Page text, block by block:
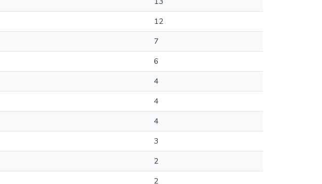
12
7
6
4
4
4
3
2
2